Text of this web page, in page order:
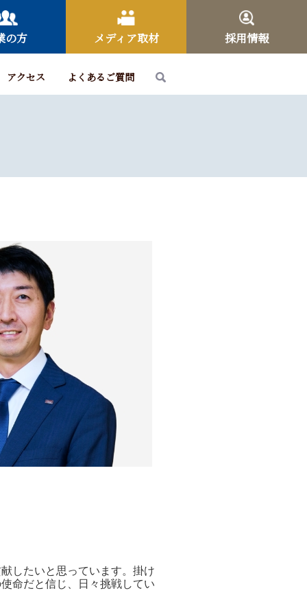
の方 メディア取材 採用情報
アクセス よくあるご質問
したいと思っています。掛け
命だと信じ、日々挑戦してい